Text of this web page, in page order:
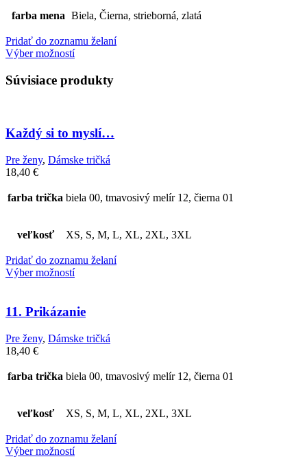
farba mena Biela, Čierna, strieborná, zlatá
Pridať do zoznamu želaní
Výber možností
Súvisiace produkty
Každý si to myslí…
Pre ženy, Dámske tričká
18,40 €
farba trička biela 00, tmavosivý melír 12, čierna 01
veľkosť XS, S, M, L, XL, 2XL, 3XL
Pridať do zoznamu želaní
Výber možností
11. Prikázanie
Pre ženy, Dámske tričká
18,40 €
farba trička biela 00, tmavosivý melír 12, čierna 01
veľkosť XS, S, M, L, XL, 2XL, 3XL
Pridať do zoznamu želaní
Výber možností